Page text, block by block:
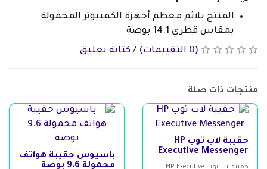
المنتج يلائم معظم أجهزة الكمبيوتر المحمولة
بمقاس قطري 14.1 بوصة
(0 التقييمات)
/كتابة تعليق
منتجات ذات صلة
حقيبة لاب توب HP
Executive Messenger
حقيبة لاب توب HP Executive
باسيوس حقيبة هواتف
محمولة 9.6 بوصة